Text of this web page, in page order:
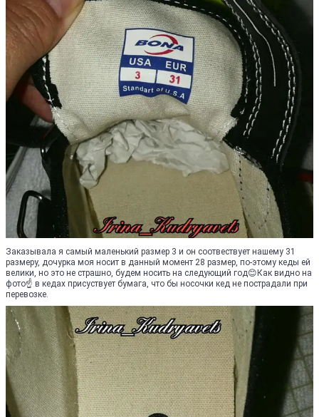
Заказывала я самый маленький размер 3 и он соотвествует нашему 31
размеру, дочурка моя носит в данный момент 28 размер, по-этому кеды ей
велики, но это не страшно, будем носить на следующий год😊Как видно на
фото☝ в кедах присуствует бумага, что бы носочки кед не пострадали при
перевозке.